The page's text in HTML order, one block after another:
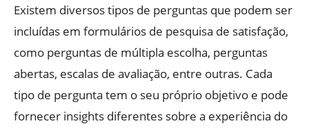
Existem diversos tipos de perguntas que podem ser
incluídas em formulários de pesquisa de satisfação,
como perguntas de múltipla escolha, perguntas
abertas, escalas de avaliação, entre outras. Cada
tipo de pergunta tem o seu próprio objetivo e pode
fornecer insights diferentes sobre a experiência do